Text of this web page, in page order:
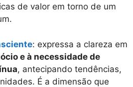
de valor em torno de um
: expressa a clareza em
e à necessidade de
, antecipando tendências,
É a dimensão que